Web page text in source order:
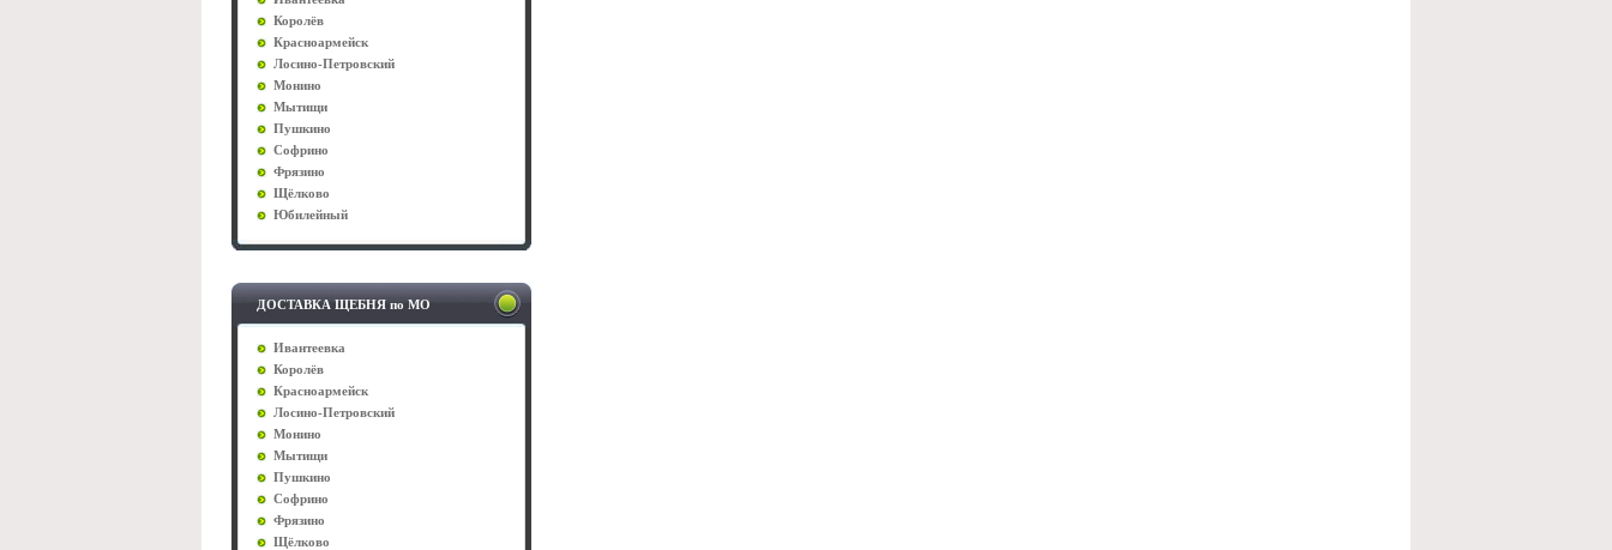
Королёв
Красноармейск
Лосино-Петровский
Монино
Мытищи
Пушкино
Софрино
Фрязино
Щёлково
Юбилейный
ДОСТАВКА ЩЕБНЯ по МО
Ивантеевка
Королёв
Красноармейск
Лосино-Петровский
Монино
Мытищи
Пушкино
Софрино
Фрязино
Щёлково